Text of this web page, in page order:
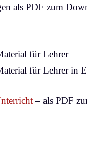
als PDF zum
für Lehrer
für Lehrer in
nterricht– als PDF